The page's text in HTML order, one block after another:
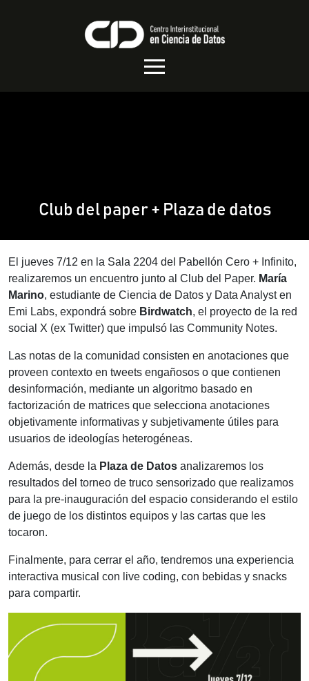
Club del paper + Plaza de datos
El jueves 7/12 en la Sala 2204 del Pabellón Cero + Infinito,
realizaremos un encuentro junto al Club del Paper. María
Marino, estudiante de Ciencia de Datos y Data Analyst en
Emi Labs, expondrá sobre Birdwatch, el proyecto de la red
social X (ex Twitter) que impulsó las Community Notes.
Las notas de la comunidad consisten en anotaciones que
proveen contexto en tweets engañosos o que contienen
desinformación, mediante un algoritmo basado en
factorización de matrices que selecciona anotaciones
objetivamente informativas y subjetivamente útiles para
usuarios de ideologías heterogéneas.
Además, desde la Plaza de Datos analizaremos los
resultados del torneo de truco sensorizado que realizamos
para la pre-inauguración del espacio considerando el estilo
de juego de los distintos equipos y las cartas que les
tocaron.
Finalmente, para cerrar el año, tendremos una experiencia
interactiva musical con live coding, con bebidas y snacks
para compartir.